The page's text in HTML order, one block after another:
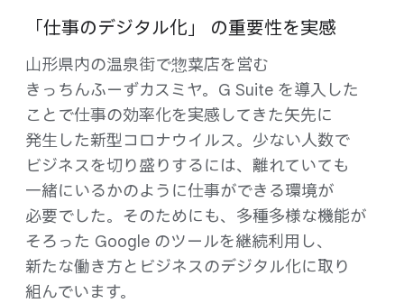
「仕事の​デジタル化」 の​重要性を​実感
山形県内の​温泉街で​惣菜店を​営む
きっちんふーず​カスミヤ。​G Suite を​導入した​
ことで​仕事の​効率化を​実感してきた​矢先に​
発生した​新型コロナウイルス。​少ない​人数で​
ビジネスを​切り盛りするには、​離れていても​
一緒に​いるかのように​仕事が​できる​環境が​
必要でした。​その​ためにも、​多種​多様な​機能が​
そろった Google の​ツールを​継続利用し、​
新たな​働き方と​ビジネスの​デジタル化に​取り​
組んでいます。